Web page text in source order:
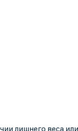
лишнего веса